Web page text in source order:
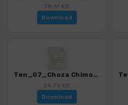
78.61 KB
Download
Ten_07_Choza Chimoche.gpx
24.79 KB
Download